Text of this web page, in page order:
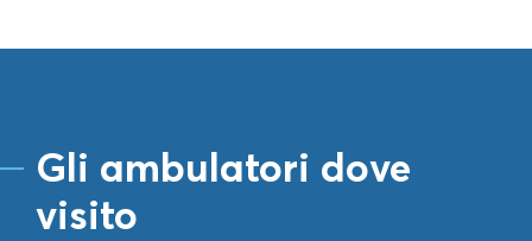
Gli ambulatori dove
visito